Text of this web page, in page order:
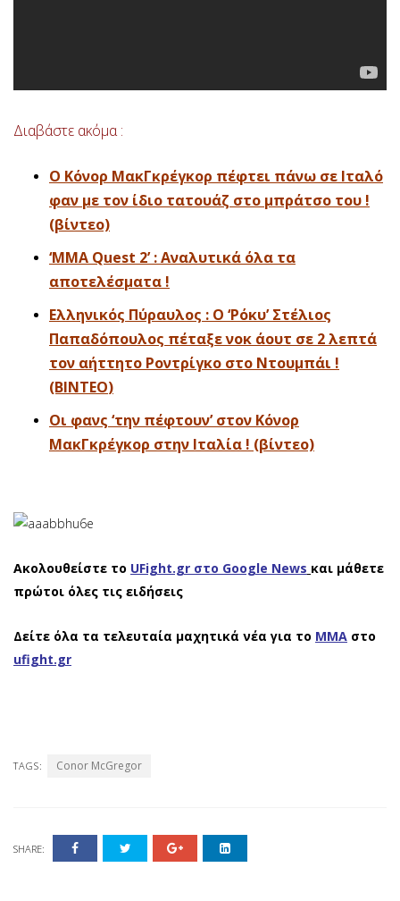
Διαβάστε ακόμα :
Ο Κόνορ ΜακΓκρέγκορ πέφτει πάνω σε Ιταλό
φαν με τον ίδιο τατουάζ στο μπράτσο του !
(βίντεο)
‘MMA Quest 2’ : Αναλυτικά όλα τα
αποτελέσματα !
Ελληνικός Πύραυλος : Ο ‘Ρόκυ’ Στέλιος
Παπαδόπουλος πέταξε νοκ άουτ σε 2 λεπτά
τον αήττητο Ροντρίγκο στο Ντουμπάι !
(ΒΙΝΤΕΟ)
Οι φανς ‘την πέφτουν’ στον Κόνορ
ΜακΓκρέγκορ στην Ιταλία ! (βίντεο)
Ακολουθείστε το UFight.gr στο Google News και μάθετε
πρώτοι όλες τις ειδήσεις
Δείτε όλα τα τελευταία μαχητικά νέα για το ΜΜΑ στο
ufight.gr
TAGS: Conor McGregor
SHARE: